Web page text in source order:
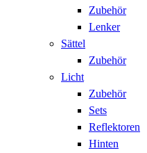
Zubehör
Lenker
Sättel
Zubehör
Licht
Zubehör
Sets
Reflektoren
Hinten